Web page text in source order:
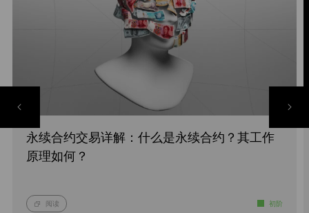
永续合约交易详解：什么是永续合约？其工作
原理如何？
阅读 初阶